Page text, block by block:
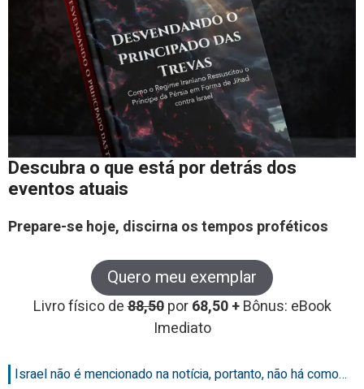
Descubra o que está por detrás dos
eventos atuais
Prepare-se hoje, discirna os tempos proféticos
Quero meu exemplar
Livro físico de88,50 por68,50 +Bônus: eBook
Imediato
Israel não é mencionado na notícia, portanto, não há como…